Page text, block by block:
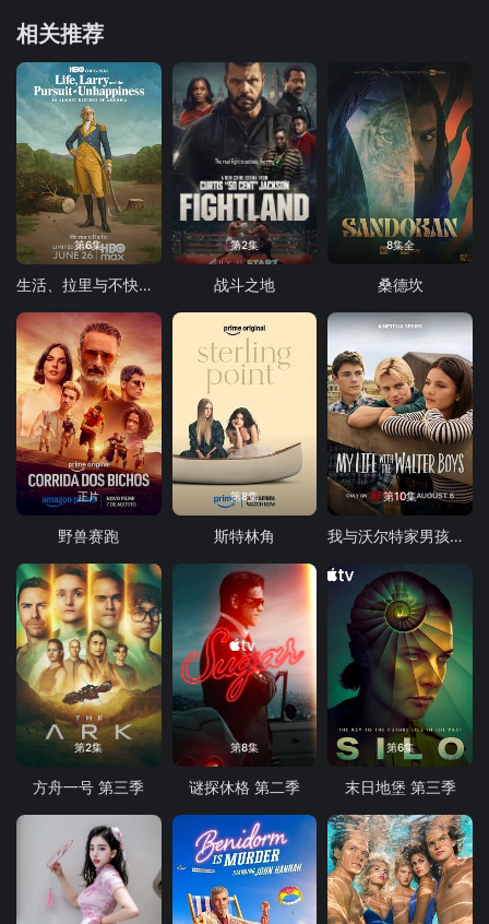
相关推荐
第6集
生活、拉里与不快乐的追求：一部美国史
第2集
战斗之地
8集全
桑德坎
正片
野兽赛跑
第8集
斯特林角
第10集
我与沃尔特家男孩的生活 第三季
第2集
方舟一号 第三季
第8集
谜探休格 第二季
第6集
末日地堡 第三季